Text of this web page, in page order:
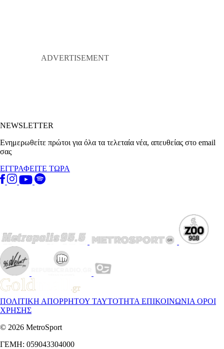
NEWSLETTER
Ενημερωθείτε πρώτοι για όλα τα τελεταία νέα, απευθείας στο email
σας
ΕΓΓΡΑΦΕΙΤΕ ΤΩΡΑ
ΠΟΛΙΤΙΚΗ ΑΠΟΡΡΗΤΟΥ ΤΑΥΤΟΤΗΤΑ ΕΠΙΚΟΙΝΩΝΙΑ ΟΡΟΙ
ΧΡΗΣΗΣ
© 2026 MetroSport
ΓΕΜΗ: 059043304000